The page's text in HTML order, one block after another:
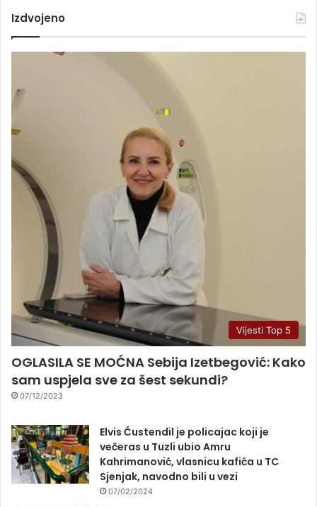
Izdvojeno
Vijesti Top 5
OGLASILA SE MOĆNA Sebija Izetbegović: Kako
sam uspjela sve za šest sekundi?
07/12/2023
Elvis Ćustendil je policajac koji je
večeras u Tuzli ubio Amru
Kahrimanović, vlasnicu kafića u TC
Sjenjak, navodno bili u vezi
07/02/2024